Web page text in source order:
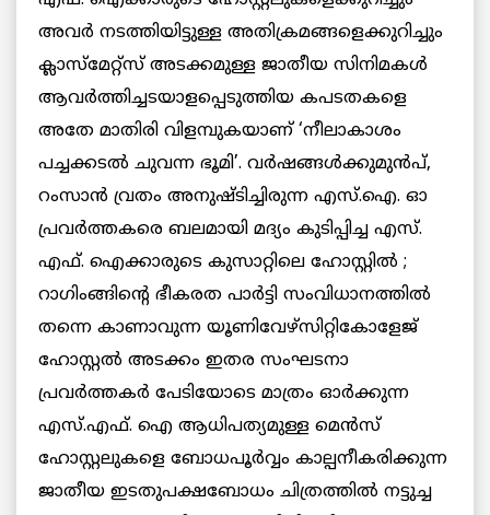
അവര്‍ നടത്തിയിട്ടുള്ള അതിക്രമങ്ങളെക്കുറിച്ചും
ക്ലാസ്‌മേറ്റ്‌സ് അടക്കമുള്ള ജാതീയ സിനിമകള്‍
ആവര്‍ത്തിച്ചടയാളപ്പെടുത്തിയ കപടതകളെ
അതേ മാതിരി വിളമ്പുകയാണ് ‘നീലാകാശം
പച്ചക്കടല്‍ ചുവന്ന ഭൂമി’. വര്‍ഷങ്ങള്‍ക്കുമുന്‍പ്,
റംസാന്‍ വ്രതം അനുഷ്ടിച്ചിരുന്ന എസ്.ഐ. ഓ
പ്രവര്‍ത്തകരെ ബലമായി മദ്യം കുടിപ്പിച്ച എസ്.
എഫ്. ഐക്കാരുടെ കുസാറ്റിലെ ഹോസ്റ്റില്‍ ;
റാഗിംങ്ങിന്റെ ഭീകരത പാര്‍ട്ടി സംവിധാനത്തില്‍
തന്നെ കാണാവുന്ന യൂണിവേഴ്‌സിറ്റികോളേജ്
ഹോസ്റ്റല്‍ അടക്കം ഇതര സംഘടനാ
പ്രവര്‍ത്തകര്‍ പേടിയോടെ മാത്രം ഓര്‍ക്കുന്ന
എസ്.എഫ്. ഐ ആധിപത്യമുള്ള മെന്‍സ്
ഹോസ്റ്റലുകളെ ബോധപൂര്‍വ്വം കാല്പനീകരിക്കുന്ന
ജാതീയ ഇടതുപക്ഷബോധം ചിത്രത്തില്‍ നട്ടുച്ച